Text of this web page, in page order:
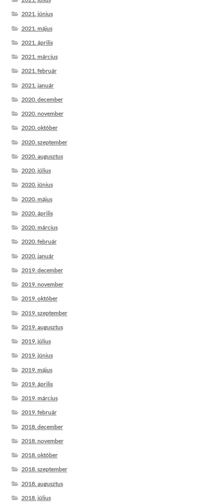
2021. június
2021. május
2021. április
2021. március
2021. február
2021. január
2020. december
2020. november
2020. október
2020. szeptember
2020. augusztus
2020. július
2020. június
2020. május
2020. április
2020. március
2020. február
2020. január
2019. december
2019. november
2019. október
2019. szeptember
2019. augusztus
2019. július
2019. június
2019. május
2019. április
2019. március
2019. február
2018. december
2018. november
2018. október
2018. szeptember
2018. augusztus
2018. július